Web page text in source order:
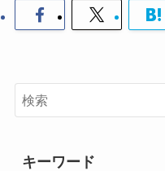
キーワード